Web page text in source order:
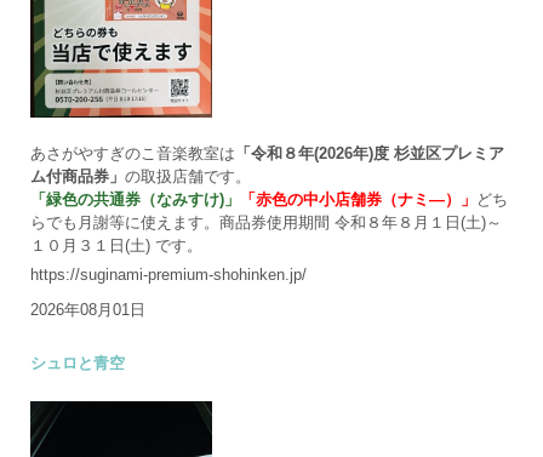
あさがやすぎのこ音楽教室は 「令和８年(2026年)度 杉並区プレミア
ム付商品券」 の取扱店舗です。
「緑色の共通券（なみすけ)」
「赤色の中小店舗券（ナミ―）」 どち
らでも月謝等に使えます。商品券使用期間 令和８年８月１日(土)～
１０月３１日(土) です。
https://suginami-premium-shohinken.jp/
2026年08月01日
シュロと青空